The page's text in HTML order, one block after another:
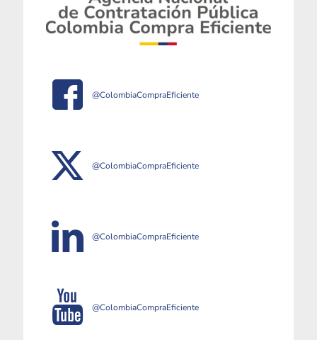
@ColombiaCompraEficiente
@ColombiaCompraEficiente
@ColombiaCompraEficiente
@ColombiaCompraEficiente